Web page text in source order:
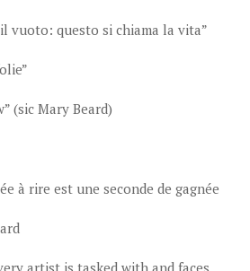
vuoto: questo si chiama la vita”
(sic Mary Beard)
à rire est une seconde de gagnée
artist is tasked with and faces